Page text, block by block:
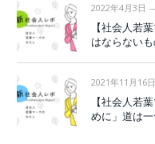
2022年4月3日
【社会人若
はならない
2021年11月16日
【社会人若
めに」道は